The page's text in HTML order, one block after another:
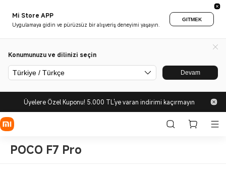
Mi Store APP
Uygulamaya gidin ve pürüzsüz bir alışveriş deneyimi yaşayın.
GITMEK
Konumunuzu ve dilinizi seçin
Türkiye / Türkçe Devam
Üyelere Özel Kuponu! 5.000 TL'ye varan indirimi kaçırmayın
POCO F7 Pro